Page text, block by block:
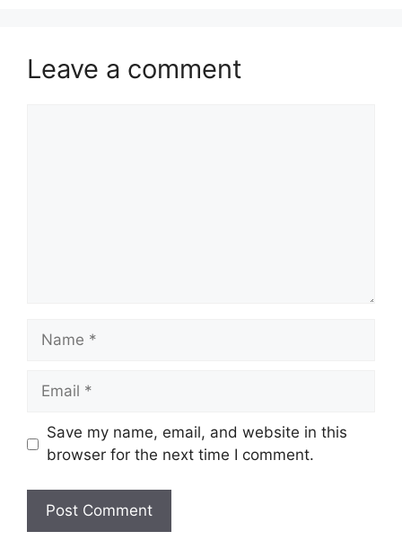
Leave a comment
Name
Email
Website
Save my name, email, and website in this
browser for the next time I comment.